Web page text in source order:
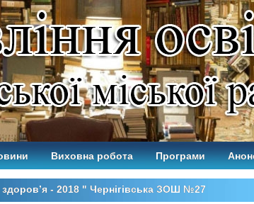
Виховна робота Програми
- 2018 " Чернігівська ЗОШ №27